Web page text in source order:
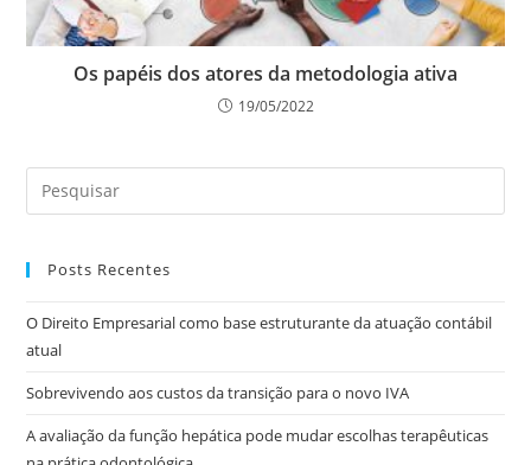
Os papéis dos atores da metodologia ativa
19/05/2022
Posts Recentes
O Direito Empresarial como base estruturante da atuação contábil
atual
Sobrevivendo aos custos da transição para o novo IVA
A avaliação da função hepática pode mudar escolhas terapêuticas